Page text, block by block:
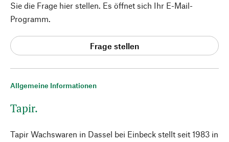
Allgemeine Informationen
Tapir.
Tapir Wachswaren in Dassel bei Einbeck stellt seit 1983 in
Sie die Frage hier stellen. Es öffnet sich Ihr E-Mail-
Programm.
Frage stellen